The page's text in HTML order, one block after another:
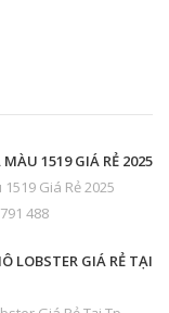
1519 GIÁ RẺ 2025
Giá Rẻ 2025
488
LOBSTER GIÁ RẺ TẠI